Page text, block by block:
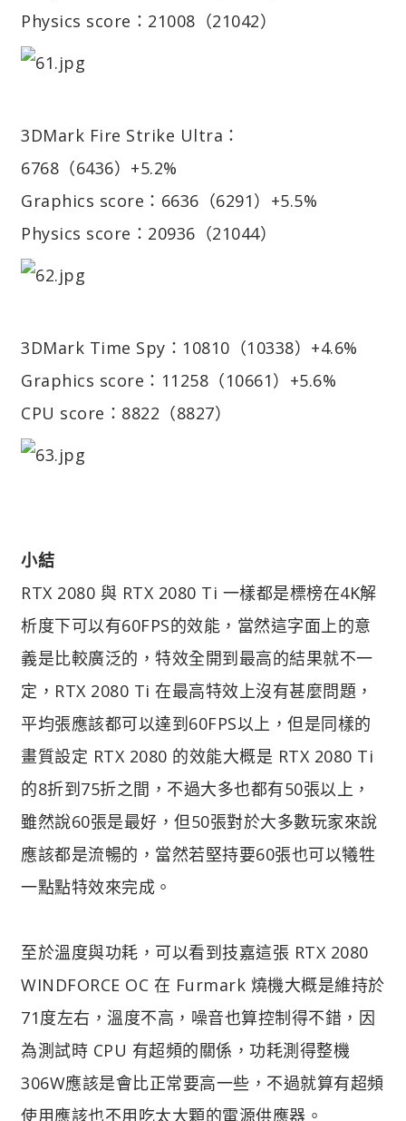
Physics score：21008（21042）
3DMark Fire Strike Ultra：
6768（6436）+5.2%
Graphics score：6636（6291）+5.5%
Physics score：20936（21044）
3DMark Time Spy：10810（10338）+4.6%
Graphics score：11258（10661）+5.6%
CPU score：8822（8827）
小結
RTX 2080 與 RTX 2080 Ti 一樣都是標榜在4K解
析度下可以有60FPS的效能，當然這字面上的意
義是比較廣泛的，特效全開到最高的結果就不一
定，RTX 2080 Ti 在最高特效上沒有甚麼問題，
平均張應該都可以達到60FPS以上，但是同樣的
畫質設定 RTX 2080 的效能大概是 RTX 2080 Ti
的8折到75折之間，不過大多也都有50張以上，
雖然說60張是最好，但50張對於大多數玩家來說
應該都是流暢的，當然若堅持要60張也可以犧牲
一點點特效來完成。
至於溫度與功耗，可以看到技嘉這張 RTX 2080
WINDFORCE OC 在 Furmark 燒機大概是維持於
71度左右，溫度不高，噪音也算控制得不錯，因
為測試時 CPU 有超頻的關係，功耗測得整機
306W應該是會比正常要高一些，不過就算有超頻
使用應該也不用吃太大顆的電源供應器。